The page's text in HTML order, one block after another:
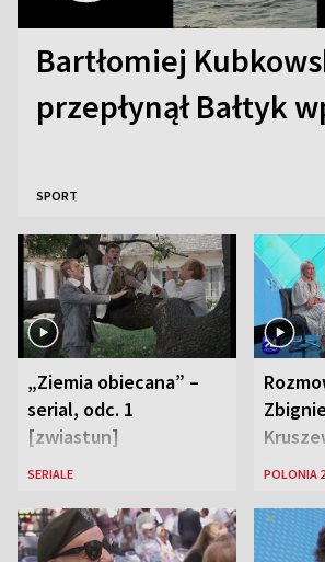
Bartłomiej
przepłynął Bałtyk
SPORT
„Ziemia obiecana” –
serial, odc. 1
[zwiastun]
SERIALE POLONIA